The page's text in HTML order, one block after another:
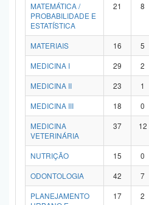
MATEMÁTICA /
PROBABILIDADE E
ESTATÍSTICA
21 8
MATERIAIS 16 5
MEDICINA I
29 2
MEDICINA II
23 1
MEDICINA III
18 0
MEDICINA
VETERINÁRIA
37 12
NUTRIÇÃO 15 0
ODONTOLOGIA
42 7
PLANEJAMENTO
17 2